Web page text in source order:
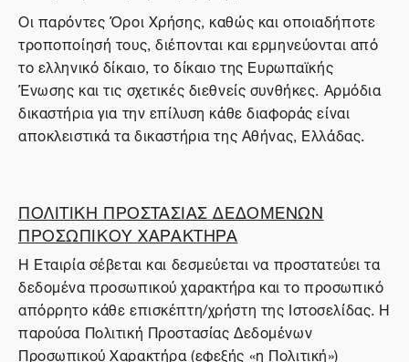
Οι παρόντες Όροι Χρήσης, καθώς και οποιαδήποτε
τροποποίησή τους, διέπονται και ερμηνεύονται από
το ελληνικό δίκαιο, το δίκαιο της Ευρωπαϊκής
Ένωσης και τις σχετικές διεθνείς συνθήκες. Αρμόδια
δικαστήρια για την επίλυση κάθε διαφοράς είναι
αποκλειστικά τα δικαστήρια της Αθήνας, Ελλάδας.
ΠΟΛΙΤΙΚΗ ΠΡΟΣΤΑΣΙΑΣ ΔΕΔΟΜΕΝΩΝ
ΠΡΟΣΩΠΙΚΟΥ ΧΑΡΑΚΤΗΡΑ
Η Εταιρία σέβεται και δεσμεύεται να προστατεύει τα
δεδομένα προσωπικού χαρακτήρα και το προσωπικό
απόρρητο κάθε επισκέπτη/χρήστη της Ιστοσελίδας. Η
παρούσα Πολιτική Προστασίας Δεδομένων
Προσωπικού Χαρακτήρα (εφεξής «η Πολιτική»)